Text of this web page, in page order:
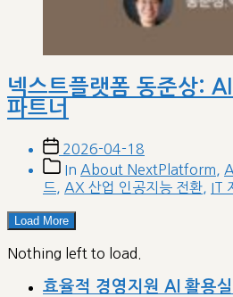
넥스트플랫폼 동준상:
파트너
Post
date
2026-04-18
Post
categories
In About NextPlatform
드
AX 산업 인공지능 전환 IT
Load More
Nothing left to load.
효율적 경영지원 AI 활용